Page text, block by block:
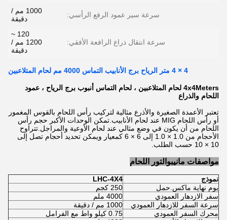
سرعة سير عمود الرفع الرأسي:
1000 مم /
دقيقة
سرعة انتقال ذراع الرافعة الأفقي:
120 ~
1200 مم /
دقيقة
4 × 4 متر الرياح برج الأنابيب التماس 4000 مم لحام المتلاعبين
4x4Meters لحام المتلاعبين ، لحام التماس أنبوب برج الرياح ، عمود
اللحام والذراع
تعتبر الأعمدة الصغيرة والأذرع مثالية لتركيب رأس اللحام بالقوس المغمور
أو رأس اللحام MIG عند لحام الأنابيب.تمكن الوحدات الأكبر حجم رأس
اللحام من أن يكون في وضع مثالي عند لحام الأوعية والمراجل.تتراوح
الأحجام من 1.0 × 1.0 إلى 6 × 6 كمعيار ويمكن تحديد أحجام تصل إلى
10 × 10 حسب الطلب.
مواصفات مانيبوالتور اللحام
نموذج
LHC-4X4
بوم نهاية ماكس.حمل
250 كجم
سفر الازدهار العمودي
4000 ملم
سرعة السفر للازدهار العمودي
1000 مم / دقيقة
محرك السفر العمودي
0.75 كيلو واط مع الفرامل